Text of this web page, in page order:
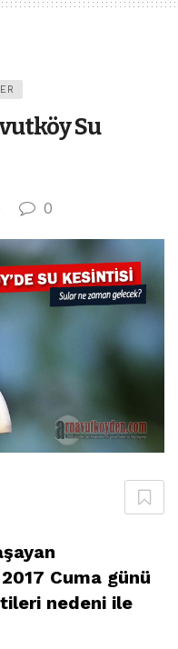
Su
0
Cuma günü
nedeni ile